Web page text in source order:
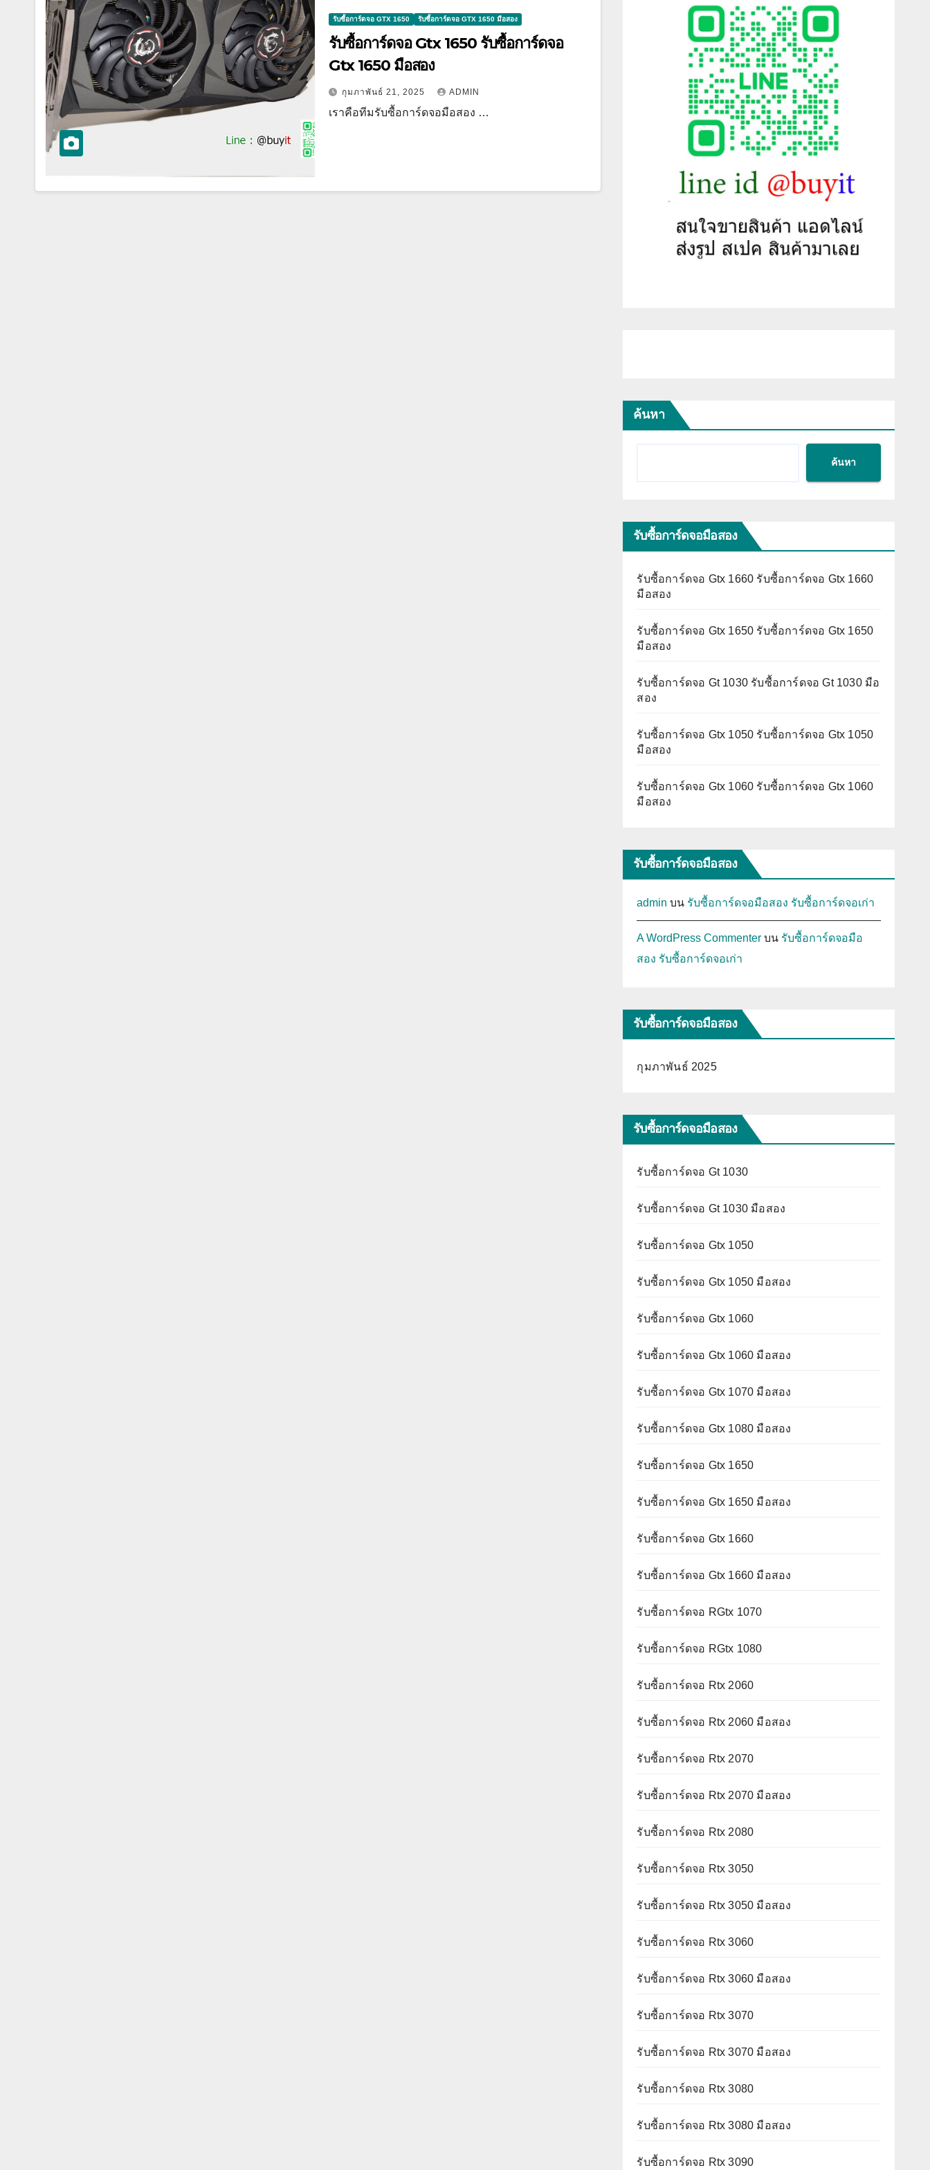
รับซื้อการ์ดจอ GTX 1650 รับซื้อการ์ดจอ GTX 1650 มือสอง
รับซื้อการ์ดจอ Gtx 1650 รับซื้อการ์ดจอ
Gtx 1650 มือสอง
กุมภาพันธ์ 21, 2025 ADMIN
เราคือทีมรับซื้อการ์ดจอมือสอง …
ค้นหา
ค้นหา
รับซื้อการ์ดจอมือสอง
รับซื้อการ์ดจอ Gtx 1660 รับซื้อการ์ดจอ Gtx 1660
มือสอง
รับซื้อการ์ดจอ Gtx 1650 รับซื้อการ์ดจอ Gtx 1650
มือสอง
รับซื้อการ์ดจอ Gt 1030 รับซื้อการ์ดจอ Gt 1030 มือ
สอง
รับซื้อการ์ดจอ Gtx 1050 รับซื้อการ์ดจอ Gtx 1050
มือสอง
รับซื้อการ์ดจอ Gtx 1060 รับซื้อการ์ดจอ Gtx 1060
มือสอง
รับซื้อการ์ดจอมือสอง
admin บน รับซื้อการ์ดจอมือสอง รับซื้อการ์ดจอเก่า
A WordPress Commenter บน รับซื้อการ์ดจอมือ
สอง รับซื้อการ์ดจอเก่า
รับซื้อการ์ดจอมือสอง
กุมภาพันธ์ 2025
รับซื้อการ์ดจอมือสอง
รับซื้อการ์ดจอ Gt 1030
รับซื้อการ์ดจอ Gt 1030 มือสอง
รับซื้อการ์ดจอ Gtx 1050
รับซื้อการ์ดจอ Gtx 1050 มือสอง
รับซื้อการ์ดจอ Gtx 1060
รับซื้อการ์ดจอ Gtx 1060 มือสอง
รับซื้อการ์ดจอ Gtx 1070 มือสอง
รับซื้อการ์ดจอ Gtx 1080 มือสอง
รับซื้อการ์ดจอ Gtx 1650
รับซื้อการ์ดจอ Gtx 1650 มือสอง
รับซื้อการ์ดจอ Gtx 1660
รับซื้อการ์ดจอ Gtx 1660 มือสอง
รับซื้อการ์ดจอ RGtx 1070
รับซื้อการ์ดจอ RGtx 1080
รับซื้อการ์ดจอ Rtx 2060
รับซื้อการ์ดจอ Rtx 2060 มือสอง
รับซื้อการ์ดจอ Rtx 2070
รับซื้อการ์ดจอ Rtx 2070 มือสอง
รับซื้อการ์ดจอ Rtx 2080
รับซื้อการ์ดจอ Rtx 3050
รับซื้อการ์ดจอ Rtx 3050 มือสอง
รับซื้อการ์ดจอ Rtx 3060
รับซื้อการ์ดจอ Rtx 3060 มือสอง
รับซื้อการ์ดจอ Rtx 3070
รับซื้อการ์ดจอ Rtx 3070 มือสอง
รับซื้อการ์ดจอ Rtx 3080
รับซื้อการ์ดจอ Rtx 3080 มือสอง
รับซื้อการ์ดจอ Rtx 3090